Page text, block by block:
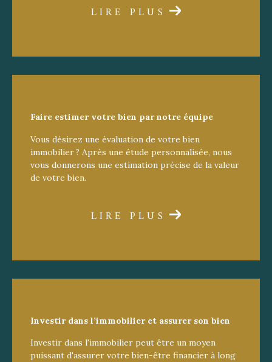
LIRE PLUS
Faire estimer votre bien par notre équipe
Vous désirez une évaluation de votre bien
immobilier ? Après une étude personnalisée, nous
vous donnerons une estimation précise de la valeur
de votre bien.
LIRE PLUS
Investir dans l’immobilier et assurer son bien
Investir dans l'immobilier peut être un moyen
puissant d'assurer votre bien-être financier à long